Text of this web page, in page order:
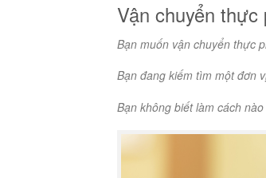
Vận chuyển
Bạn muốn vận chuyển thực
Bạn đang kiếm tìm một đơn
Bạn không biết làm cách